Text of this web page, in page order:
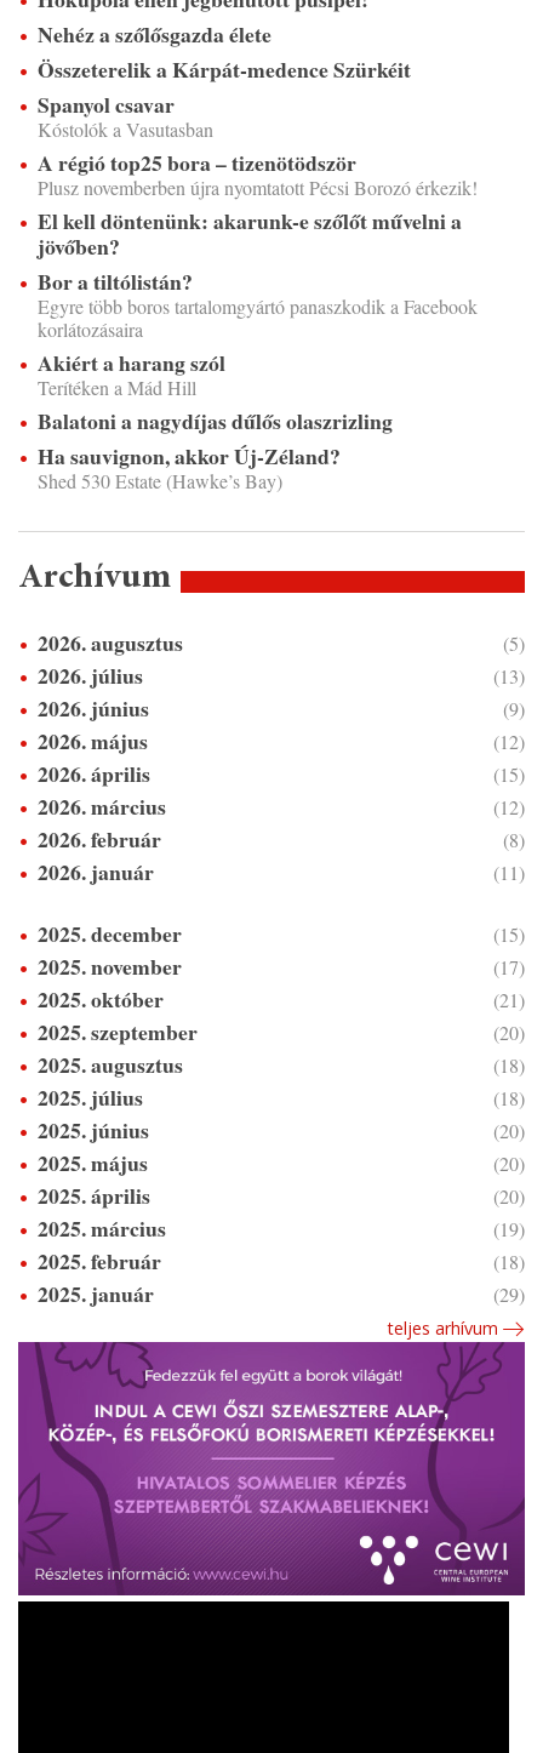
Nehéz a szőlősgazda élete
Összeterelik a Kárpát-medence Szürkéit
Spanyol csavar
Kóstolók a Vasutasban
A régió top25 bora – tizenötödször
Plusz novemberben újra nyomtatott Pécsi Borozó érkezik!
El kell döntenünk: akarunk-e szőlőt művelni a
jövőben?
Bor a tiltólistán?
Egyre több boros tartalomgyártó panaszkodik a Facebook
korlátozásaira
Akiért a harang szól
Terítéken a Mád Hill
Balatoni a nagydíjas dűlős olaszrizling
Ha sauvignon, akkor Új-Zéland?
Shed 530 Estate (Hawke’s Bay)
Archívum
2026. augusztus (5)
2026. július (13)
2026. június (9)
2026. május (12)
2026. április (15)
2026. március (12)
2026. február (8)
2026. január (11)
2025. december (15)
2025. november (17)
2025. október (21)
2025. szeptember (20)
2025. augusztus (18)
2025. július (18)
2025. június (20)
2025. május (20)
2025. április (20)
2025. március (19)
2025. február (18)
2025. január (29)
teljes arhívum